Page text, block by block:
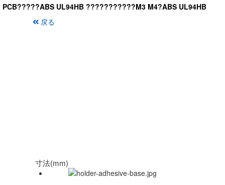
PCB?????ABS UL94HB ???????????M3 M4?ABS UL94HB
戻る
寸法(mm)